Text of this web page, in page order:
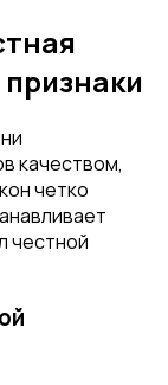
качеством,
четко
честной